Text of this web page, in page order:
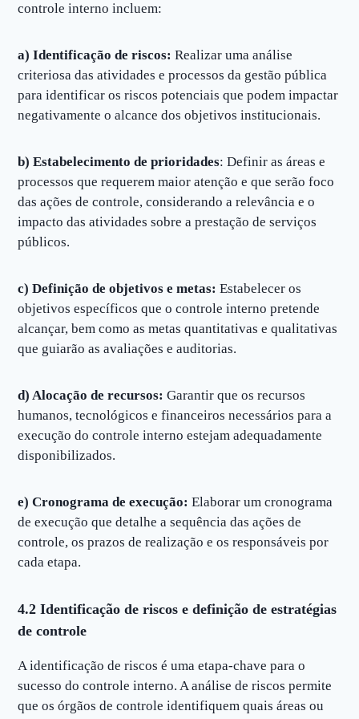
controle interno incluem:
a) Identificação de riscos: Realizar uma análise
criteriosa das atividades e processos da gestão pública
para identificar os riscos potenciais que podem impactar
negativamente o alcance dos objetivos institucionais.
b) Estabelecimento de prioridades: Definir as áreas e
processos que requerem maior atenção e que serão foco
das ações de controle, considerando a relevância e o
impacto das atividades sobre a prestação de serviços
públicos.
c) Definição de objetivos e metas: Estabelecer os
objetivos específicos que o controle interno pretende
alcançar, bem como as metas quantitativas e qualitativas
que guiarão as avaliações e auditorias.
d) Alocação de recursos:Garantir que os recursos
humanos, tecnológicos e financeiros necessários para a
execução do controle interno estejam adequadamente
disponibilizados.
e) Cronograma de execução: Elaborar um cronograma
de execução que detalhe a sequência das ações de
controle, os prazos de realização e os responsáveis por
cada etapa.
4.2 Identificação de riscos e definição de estratégias
de controle
A identificação de riscos é uma etapa-chave para o
sucesso do controle interno. A análise de riscos permite
que os órgãos de controle identifiquem quais áreas ou